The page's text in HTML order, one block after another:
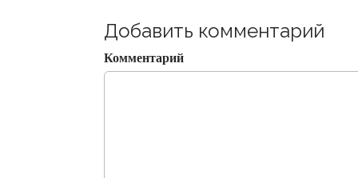
t
n
a
Добавить комментарий
Комментарий